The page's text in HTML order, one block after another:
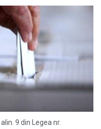
9 din Legea nr.